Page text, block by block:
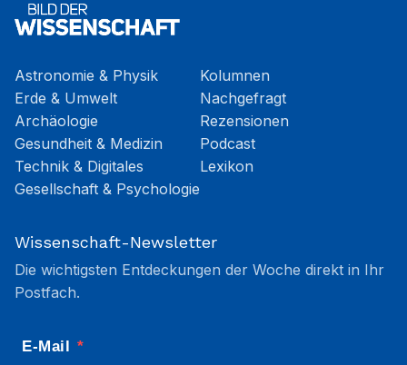
Astronomie & Physik
Erde & Umwelt
Archäologie
Gesundheit & Medizin
Technik & Digitales
Gesellschaft & Psychologie
Kolumnen
Nachgefragt
Rezensionen
Podcast
Lexikon
Wissenschaft-Newsletter
Die wichtigsten Entdeckungen der Woche direkt in Ihr
Postfach.